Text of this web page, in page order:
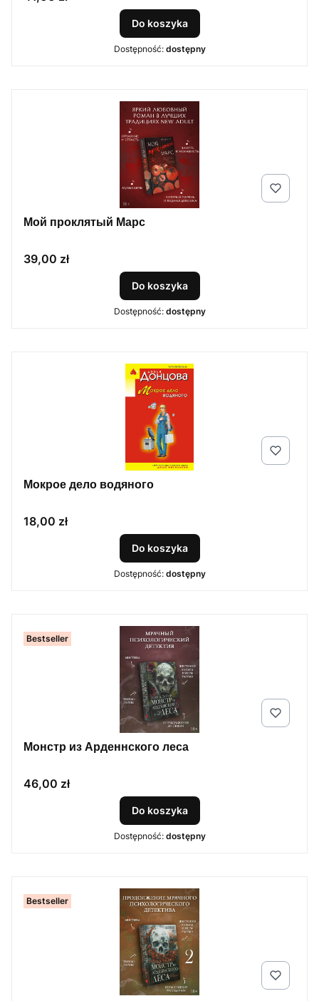
Do koszyka
Dostępność: dostępny
Мой проклятый Марс
Cena
39,00 zł
Do koszyka
Dostępność: dostępny
Мокрое дело водяного
Cena
18,00 zł
Do koszyka
Dostępność: dostępny
Bestseller
Монстр из Арденнского леса
Cena
46,00 zł
Do koszyka
Dostępność: dostępny
Bestseller